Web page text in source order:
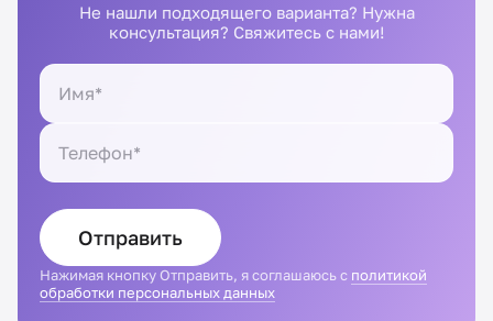
Не нашли подходящего варианта? Нужна
консультация? Свяжитесь с нами!
Отправить
Нажимая кнопку Отправить, я соглашаюсь с политикой
обработки персональных данных